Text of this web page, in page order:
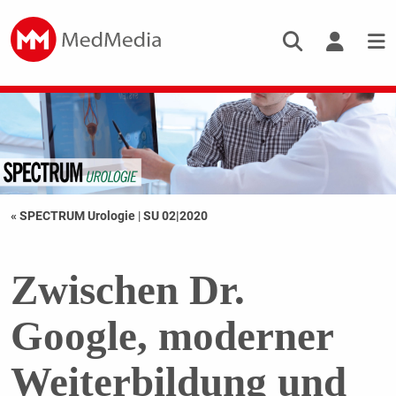
« SPECTRUM Urologie |SU 02|2020
Zwischen Dr.
Google, moderner
Weiterbildung und